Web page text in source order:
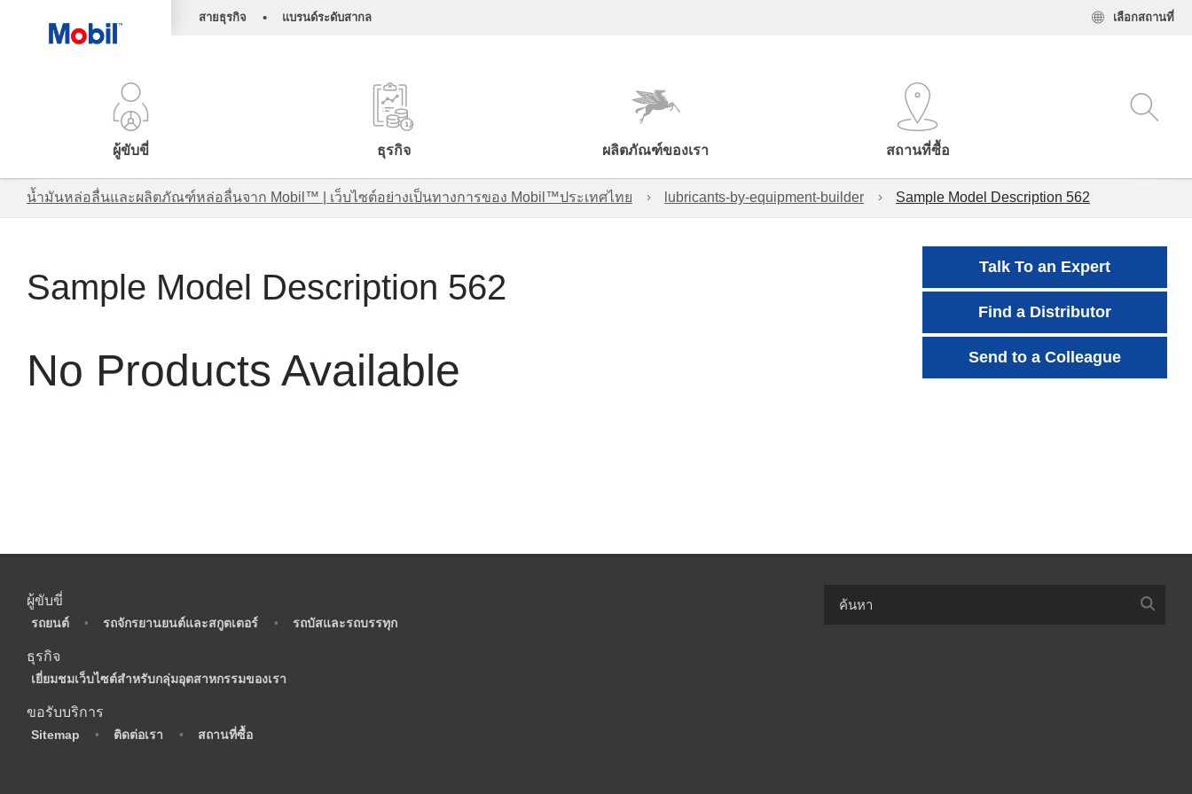
สายธุรกิจ • แบรนด์ระดับสากล เลือกสถานที่
ผู้ขับขี่ ธุรกิจ ผลิตภัณฑ์ของเรา สถานที่ซื้อ
น้ำมันหล่อลื่นและผลิตภัณฑ์หล่อลื่นจาก Mobil™ | เว็บไซต์อย่างเป็นทางการของ Mobil™ประเทศไทย lubricants-by-equipment-builder Sample Model Description 562
Sample Model Description 562
No Products Available
Talk To an Expert
Find a Distributor
Send to a Colleague
ผู้ขับขี่
รถยนต์ • รถจักรยานยนต์และสกูตเตอร์ • รถบัสและรถบรรทุก
ธุรกิจ
เยี่ยมชมเว็บไซต์สำหรับกลุ่มอุตสาหกรรมของเรา
ขอรับบริการ
Sitemap • ติดต่อเรา • สถานที่ซื้อ